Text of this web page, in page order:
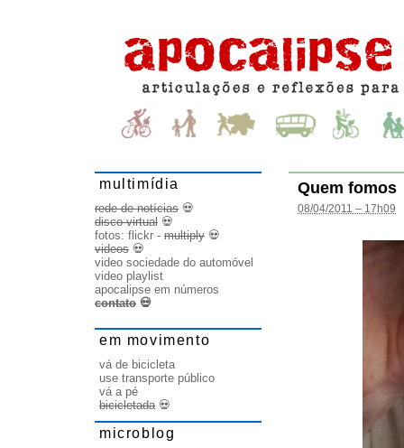
Quem fomos
08/04/2011 – 17h09
multimídia
rede de notícias 💀
disco virtual 💀
fotos: flickr - multiply 💀
videos 💀
video sociedade do automóvel
video playlist
apocalipse em números
contato 💀
em movimento
vá de bicicleta
use transporte público
vá a pé
bicicletada💀
microblog